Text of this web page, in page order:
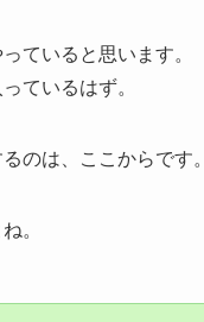
ていると思います。
ているはず。
のは、ここからです。
。